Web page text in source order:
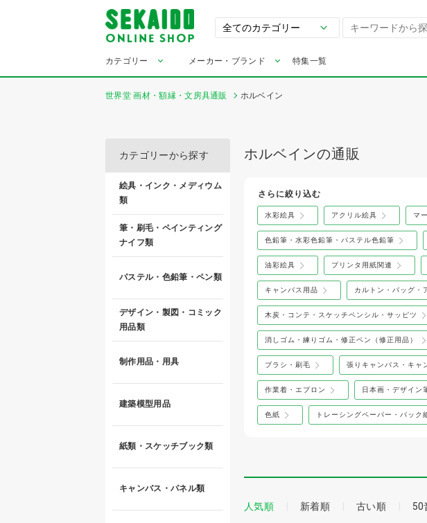
カテゴリー メーカー・ブランド 特集一覧
世界堂 画材・額縁・文房具通販 ホルベイン
ホルベインの通販
さらに絞り込む
水彩絵具 アクリル絵具 マ
色鉛筆・水彩色鉛筆・パステル色鉛筆
油彩絵具 プリンタ用紙関連
キャンバス用品 カルトン・バッグ・
木炭・コンテ・スケッチペンシル・サッピツ
消しゴム・練りゴム・修正ペン（修正用品）
ブラシ・刷毛 張りキャンバス・キャ
作業着・エプロン 日本画・デザイン
色紙 トレーシングペーパー・パック
人気順 新着順 古い順 50
カテゴリーから探す
絵具・インク・メディウム
類
筆・刷毛・ペインティング
ナイフ類
パステル・色鉛筆・ペン類
デザイン・製図・コミック
用品類
制作用品・用具
建築模型用品
紙類・スケッチブック類
キャンバス・パネル類